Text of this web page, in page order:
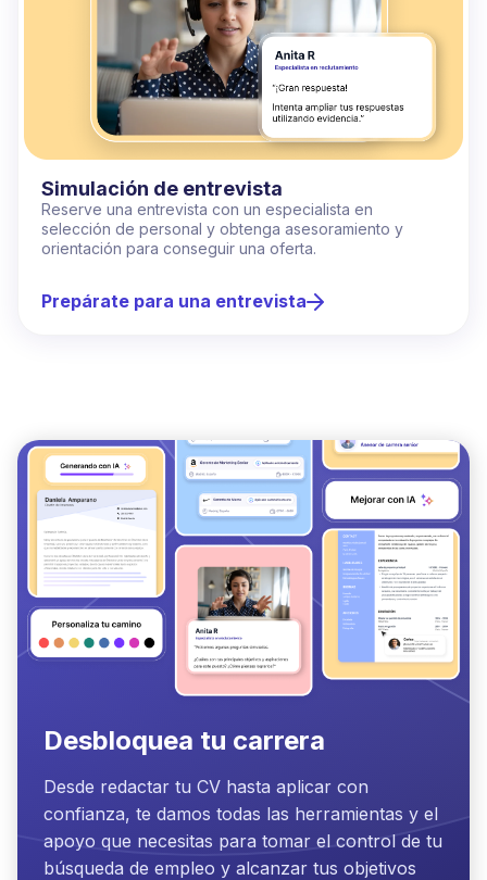
Simulación de entrevista
Reserve una entrevista con un especialista en
selección de personal y obtenga asesoramiento y
orientación para conseguir una oferta.
Prepárate para una entrevista
Desbloquea tu carrera
Desde redactar tu CV hasta aplicar con
confianza, te damos todas las herramientas y el
apoyo que necesitas para tomar el control de tu
búsqueda de empleo y alcanzar tus objetivos